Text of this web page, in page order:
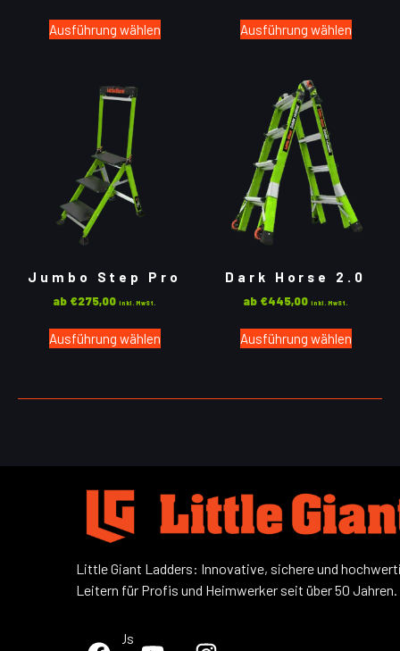
Ausführung wählen Ausführung wählen
Jumbo Step Pro
ab €275,00 inkl. MwSt.
Ausführung wählen
Dark Horse 2.0
ab €445,00 inkl. MwSt.
Ausführung wählen
Little Giant Ladders: Innovative, sichere und
Leitern für Profis und Heimwerker seit über 50 Jahren.
Follow Us